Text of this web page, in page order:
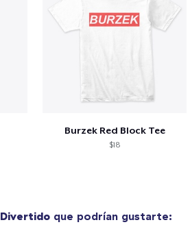
Burzek Red Block Tee
$18
Divertido que podrían gustarte: